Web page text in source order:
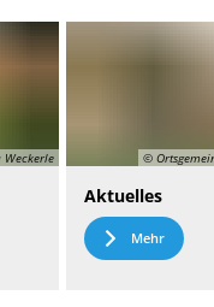
©
Aktuelles
Mehr